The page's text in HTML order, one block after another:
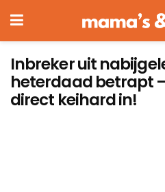
Inbreker uit
heterdaad betrapt
direct keihard in!